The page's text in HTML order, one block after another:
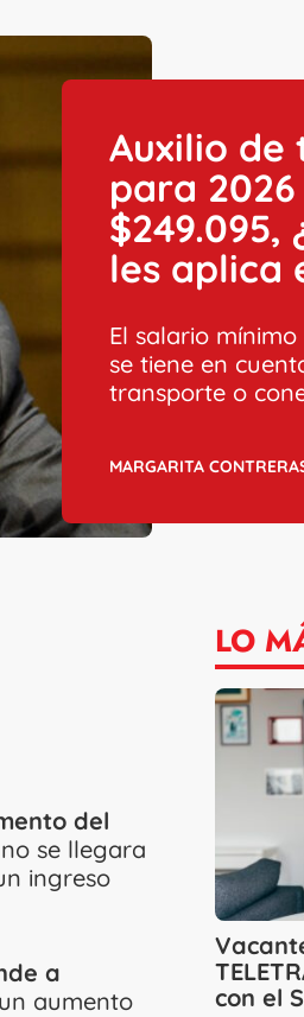
Auxilio
para
$249.095,
les aplica
El salario
se tiene en
transporte o
MARGARITA
del
se llegara
ingreso
a
aumento
LO
con el